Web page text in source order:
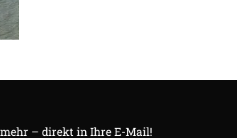
– direkt in Ihre E-Mail!